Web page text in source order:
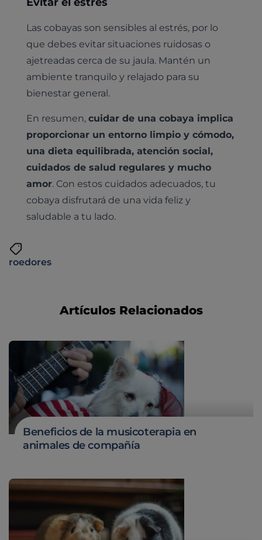
Cirugía
Revisión general y/o geriátrica
Todos los servicios
Cardiología
Medicina felina
Todas las especialidades
Las cobayas son sensibles al estrés, por lo
que debes evitar situaciones ruidosas o
ajetreadas cerca de su jaula. Mantén un
ambiente tranquilo y relajado para su
bienestar general.
En resumen, cuidar de una cobaya implica
proporcionar un entorno limpio y cómodo,
una dieta equilibrada, atención social,
cuidados de salud regulares y mucho
amor. Con estos cuidados adecuados, tu
cobaya disfrutará de una vida feliz y
saludable a tu lado.
roedores
Artículos Relacionados
Beneficios de la musicoterapia en
animales de compañía